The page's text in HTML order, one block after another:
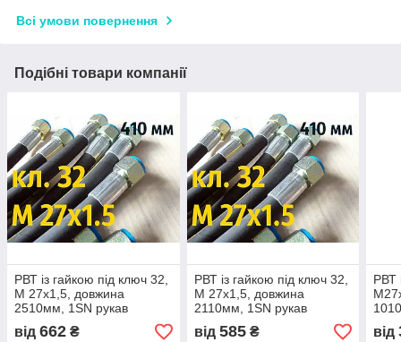
Всі умови повернення
Подібні товари компанії
РВТ із гайкою під ключ 32,
М 27х1,5, довжина
2510мм, 1SN рукав
високого тиску з кутом 90°
від 662 ₴
РВТ із гайкою під ключ 32,
М 27х1,5, довжина
2110мм, 1SN рукав
високого тиску з кутом 90°
від 585₴
РВТ
від